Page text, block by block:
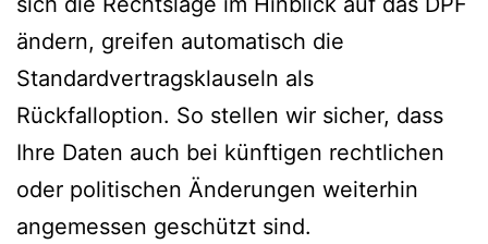
ändern, greifen automatisch die
Standardvertragsklauseln als
Rückfalloption. So stellen wir sicher, dass
Ihre Daten auch bei künftigen rechtlichen
oder politischen Änderungen weiterhin
angemessen geschützt sind.